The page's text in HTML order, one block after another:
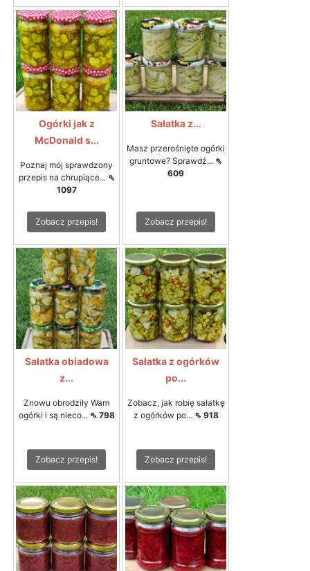
Ogórki jak z
McDonald s...
Poznaj mój sprawdzony
przepis na chrupiące... ⇖
1097
Zobacz przepis!
Sałatka z...
Masz przerośnięte ogórki
gruntowe? Sprawdź... ⇖
609
Zobacz przepis!
Sałatka obiadowa
z...
Znowu obrodziły Wam
ogórki i są nieco... ⇖ 798
Zobacz przepis!
Sałatka z ogórków
po...
Zobacz, jak robię sałatkę
z ogórków po... ⇖ 918
Zobacz przepis!